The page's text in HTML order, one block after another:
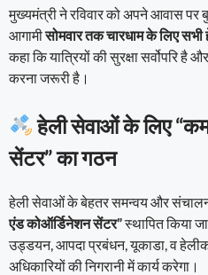
मुख्यमंत्री ने रविवार को अपने आवास पर
आगामीसोमवार तक चारधाम के लिए सभी
कहा कि यात्रियों की सुरक्षा सर्वोपरि
करना जरूरी है।
हेली सेवाओं के लिए
सेंटर” का गठन
हेली सेवाओं के बेहतर समन्वय और
एंड कोऑर्डिनेशन सेंटर”स्थापित किया
उड्डयन, आपदा प्रबंधन, यूकाडा, व
अधिकारियों की निगरानी में कार्य करेगा।